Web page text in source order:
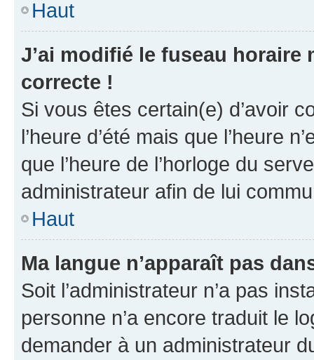
Haut
J’ai modifié le fuseau horaire
correcte !
Si vous êtes certain(e) d’avoir
l’heure d’été mais que l’heure
que l’heure de l’horloge du
administrateur afin de lui
Haut
Ma langue n’apparaît pas
Soit l’administrateur n’a pas
personne n’a encore traduit le
demander à un administrateur